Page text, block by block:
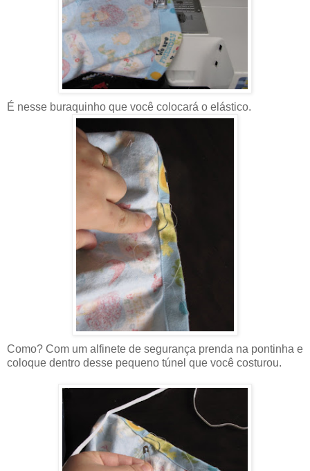
É nesse buraquinho que você colocará o elástico.
Como? Com um alfinete de segurança prenda na pontinha e
coloque dentro desse pequeno túnel que você costurou.